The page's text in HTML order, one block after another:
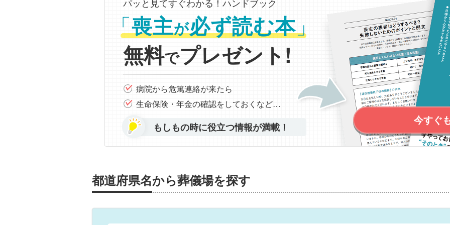
パッと見てすぐわかる！ハンドブック
「喪主が必ず読む本」
無料でプレゼント!
病院から危篤連絡が来たら
生命保険・年金の確認をしておくなど…
もしもの時に役立つ情報が満載！
今すぐ
都道府県名から葬儀場を探す